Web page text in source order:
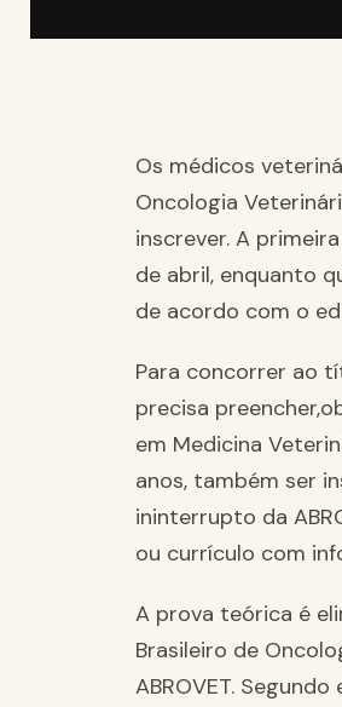
Os médicos
Oncologia
inscrever. A
de abril, enquanto
de acordo com o
Para concorrer ao
precisa
em Medicina
anos, também ser
ininterrupto da
ou currículo com
A prova teórica é
Brasileiro de
ABROVET.